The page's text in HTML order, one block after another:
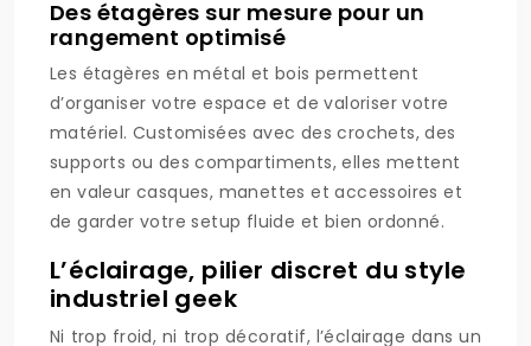
Des étagères sur mesure pour un
rangement optimisé
Les étagères en métal et bois permettent
d’organiser votre espace et de valoriser votre
matériel. Customisées avec des crochets, des
supports ou des compartiments, elles mettent
en valeur casques, manettes et accessoires et
de garder votre setup fluide et bien ordonné.
L’éclairage, pilier discret du style
industriel geek
Ni trop froid, ni trop décoratif, l’éclairage dans un